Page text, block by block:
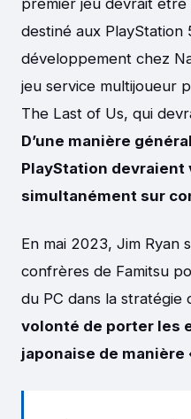
destiné aux PlayStation
développement chez
jeu service multijoueur
The Last of Us, qui
D’une manière
PlayStation devraient
simultanément sur
En mai 2023, Jim Ryan
confrères de Famitsu
du PC dans la stratégie
volonté de porter les
japonaise de manière